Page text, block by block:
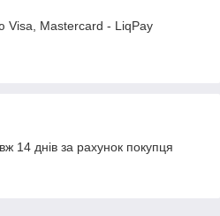
Visa, Mastercard - LiqPay
14 днів за рахунок покупця